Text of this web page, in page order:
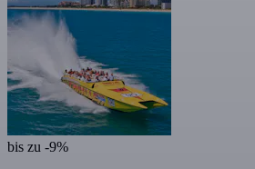
bis zu -9%